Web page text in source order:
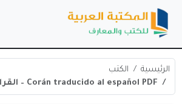
الرئيسية
الكتب
Corán traducido al español PDF – القران نسخة اسبانية